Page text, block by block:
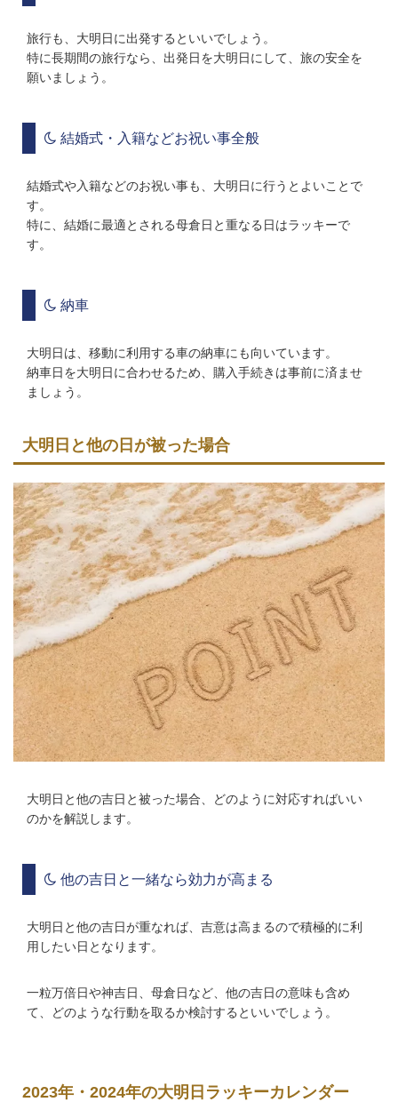
旅行も、大明日に出発するといいでしょう。
特に長期間の旅行なら、出発日を大明日にして、旅の安全を
願いましょう。
結婚式・入籍などお祝い事全般
結婚式や入籍などのお祝い事も、大明日に行うとよいことで
す。
特に、結婚に最適とされる母倉日と重なる日はラッキーで
す。
納車
大明日は、移動に利用する車の納車にも向いています。
納車日を大明日に合わせるため、購入手続きは事前に済ませ
ましょう。
大明日と他の日が被った場合
大明日と他の吉日と被った場合、どのように対応すればいい
のかを解説します。
他の吉日と一緒なら効力が高まる
大明日と他の吉日が重なれば、吉意は高まるので積極的に利
用したい日となります。
一粒万倍日や神吉日、母倉日など、他の吉日の意味も含め
て、どのような行動を取るか検討するといいでしょう。
2023年・2024年の大明日ラッキーカレンダー